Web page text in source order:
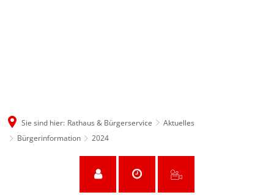
Sie sind hier: Rathaus & Bürgerservice
Aktuelles
Bürgerinformation
2024